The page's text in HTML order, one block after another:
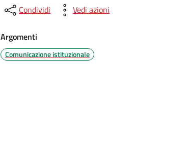
Condividi Vedi azioni
Argomenti
Comunicazione istituzionale